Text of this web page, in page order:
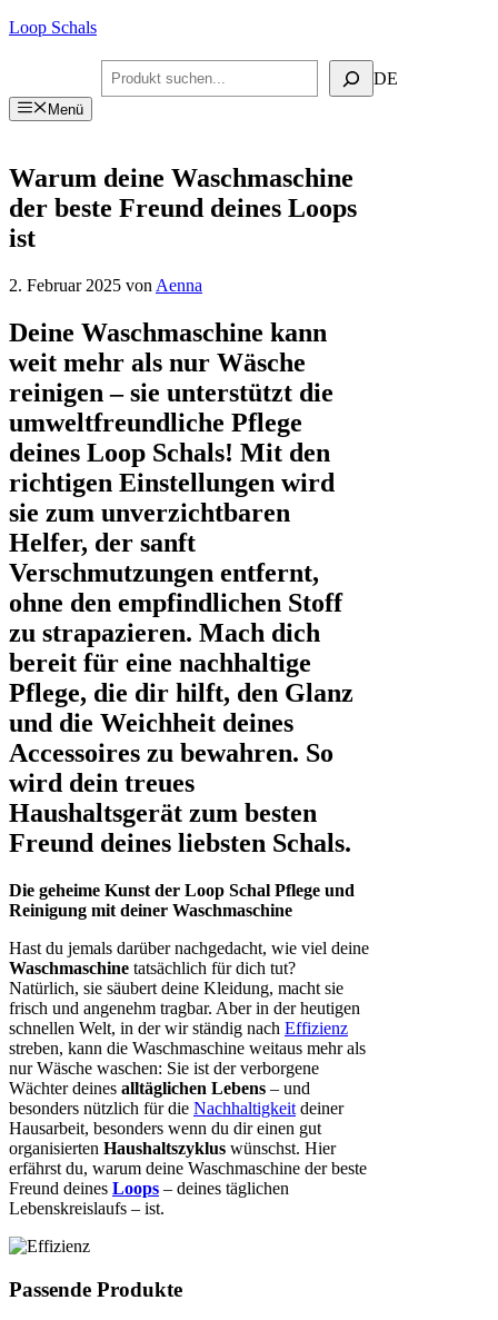
Zum
Loop Schals
Suchen DE
Menü
Warum deine Waschmaschine
der beste Freund deines Loops
ist
2. Februar 2025 von Aenna
Deine Waschmaschine kann
weit mehr als nur Wäsche
reinigen – sie unterstützt die
umweltfreundliche Pflege
deines Loop Schals! Mit den
richtigen Einstellungen wird
sie zum unverzichtbaren
Helfer, der sanft
Verschmutzungen entfernt,
ohne den empfindlichen Stoff
zu strapazieren. Mach dich
bereit für eine nachhaltige
Pflege, die dir hilft, den Glanz
und die Weichheit deines
Accessoires zu bewahren. So
wird dein treues
Haushaltsgerät zum besten
Freund deines liebsten Schals.
Die geheime Kunst der Loop Schal Pflege und
Reinigung mit deiner Waschmaschine
Hast du jemals darüber nachgedacht, wie viel deine
Waschmaschine tatsächlich für dich tut?
Natürlich, sie säubert deine Kleidung, macht sie
frisch und angenehm tragbar. Aber in der heutigen
schnellen Welt, in der wir ständig nach Effizienz
streben, kann die Waschmaschine weitaus mehr als
nur Wäsche waschen: Sie ist der verborgene
Wächter deines alltäglichen Lebens – und
besonders nützlich für die Nachhaltigkeit deiner
Hausarbeit, besonders wenn du dir einen gut
organisierten Haushaltszyklus wünschst. Hier
erfährst du, warum deine Waschmaschine der beste
Freund deines Loops – deines täglichen
Lebenskreislaufs – ist.
Passende Produkte